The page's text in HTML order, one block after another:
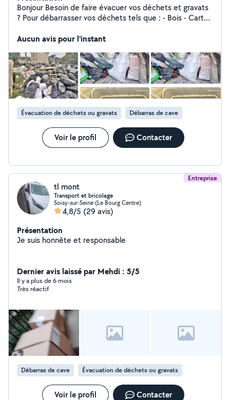
Bonjour Besoin de faire évacuer vos déchets et gravats
? Pour débarrasser vos déchets tels que : - Bois - Carton
Encombrants - Plastique - Amiante -déchets végétaux
- Boutique - Commerce - Bureaux - Entreprise - Usine -
Parking Souterrain - Greniers Nous effectuons
également des travaux de démolitions, de terasse
N'hésitez pas à nous contacter au Nous sommes
disponibles 7j/7. Nous nous déplaçons dans toute Île De
France. Devis Et Déplacement Gratuit. Joignable De
7h/23h.
Aucun avis pour l'instant
Évacuation de déchets ou gravats Débarras de cave
Voir le profil Contacter
Entreprise
tl mont
Transport et bricolage
Soisy-sur-Seine (Le Bourg Centre)
4,8/5 (29 avis)
Présentation
Je suis honnête et responsable
Dernier avis laissé par Mehdi : 5/5
Il y a plus de 6 mois
Très réactif
Débarras de cave Évacuation de déchets ou gravats
Voir le profil Contacter